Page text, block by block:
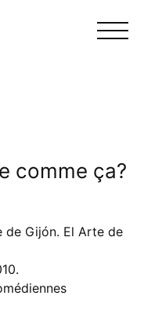
comme ça?
de Gijón. El Arte de